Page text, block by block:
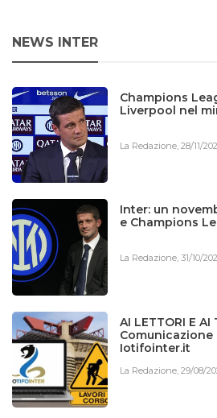
NEWS INTER
Champions
Liverpool nel
La Redazione,28/11/
Inter: un
e Champions
La Redazione,31/10/
AI LETTORI E AI
Iotifointer.it
La Redazione,29/08/